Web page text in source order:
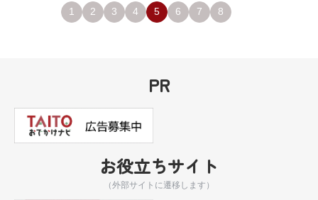
1 2 3 4 5 6 7 8
PR
お役立ちサイト
（外部サイトに遷移します）